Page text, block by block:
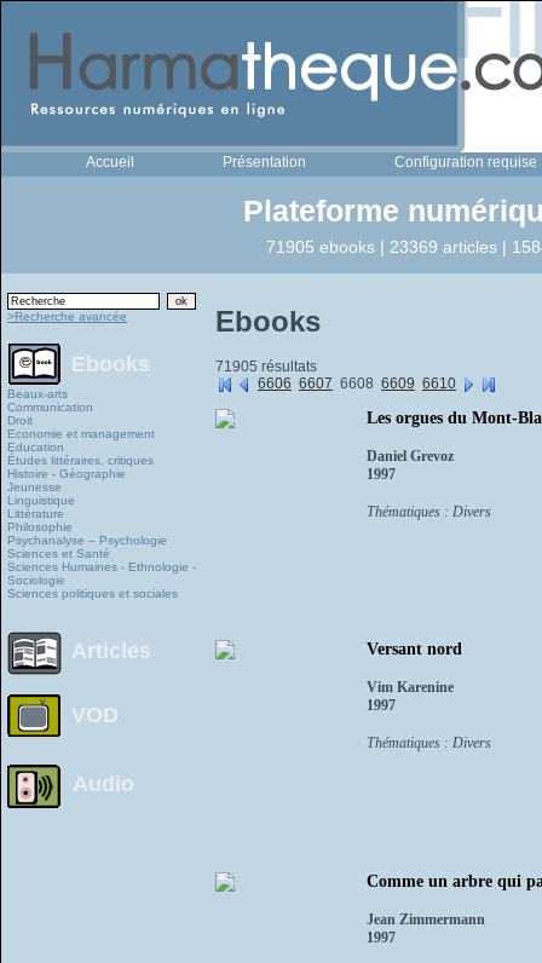
Accueil Présentation Configuration requise
Plateforme
71905 ebooks | 23369 articles |
>Recherche avancée
Ebooks
Beaux-arts
Communication
Droit
Economie et management
Education
Études littéraires, critiques
Histoire - Géographie
Jeunesse
Linguistique
Littérature
Philosophie
Psychanalyse – Psychologie
Sciences et Santé
Sciences Humaines - Ethnologie -
Sociologie
Sciences politiques et sociales
Articles
VOD
Audio
Ebooks
71905 résultats
6606 6607 6608 6609 6610
Les orgues du Mont-
Daniel Grevoz
1997
Thématiques : Divers
Versant nord
Vim Karenine
1997
Thématiques : Divers
Comme un arbre qui
Jean Zimmermann
1997